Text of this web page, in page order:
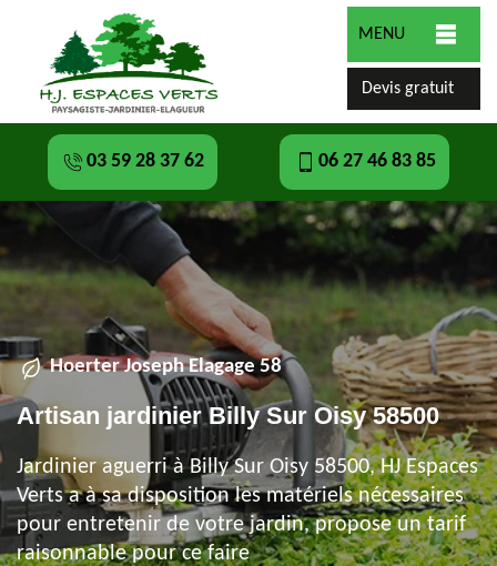
MENU
Devis gratuit
03 59 28 37 62 06 27 46 83 85
Hoerter Joseph Elagage 58
Artisan jardinier Billy Sur Oisy 58500
Jardinier aguerri à Billy Sur Oisy 58500, HJ Espaces
Verts a à sa disposition les matériels nécessaires
pour entretenir de votre jardin, propose un tarif
raisonnable pour ce faire